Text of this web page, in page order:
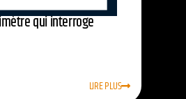
qui interroge
LIRE PLUS